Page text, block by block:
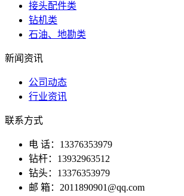
接头配件类
钻机类
石油、地勘类
新闻资讯
公司动态
行业资讯
联系方式
电 话：13376353979
钻杆：13932963512
钻头：13376353979
邮 箱：2011890901@qq.com